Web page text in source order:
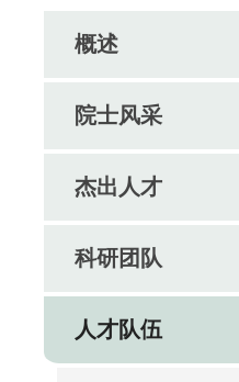
概述
院士风采
杰出人才
科研团队
人才队伍